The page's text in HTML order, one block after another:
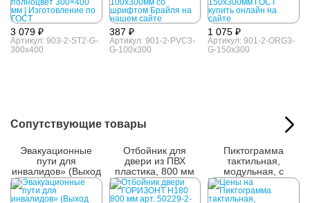
3 079 ₽
Артикул: 903-2-ST2-G-
300x400
387 ₽
Артикул: 901-2-PVC3-
G-100x300
1 075 ₽
Артикул: 901-2-ORG3-
G-150x300
Сопутствующие товары
Эвакуационные
пути для
инвалидов» (Выход
там) налево,
фотолюм
Отбойник для
двери из ПВХ
пластика, 800 мм
Пиктограмма
тактильная,
модульная, с
наклонным полем,
М4